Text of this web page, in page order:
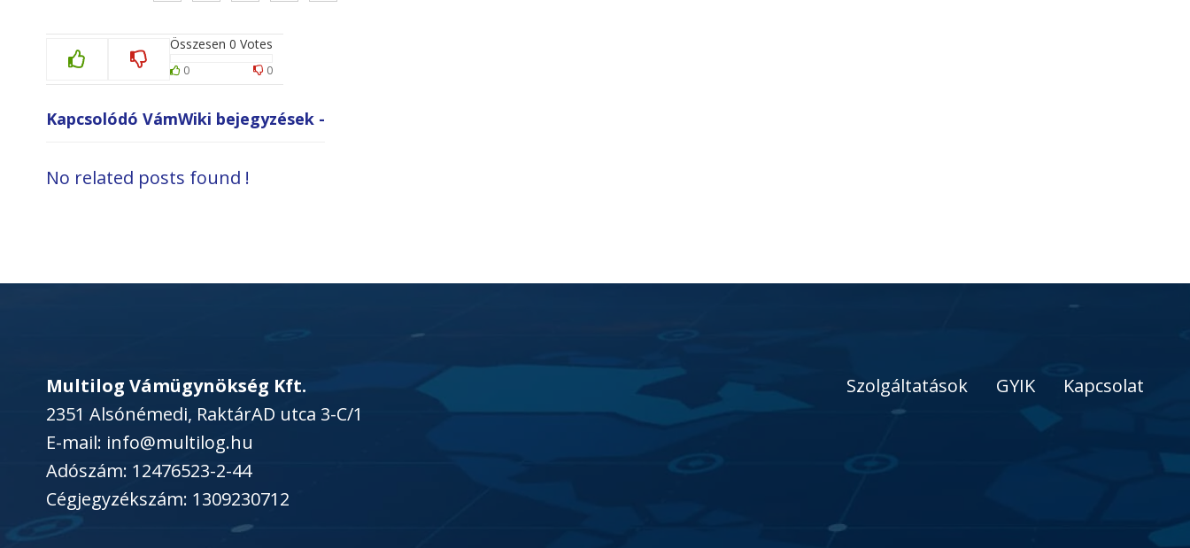
Összesen 0 Votes
0 0
Kapcsolódó VámWiki bejegyzések -
No related posts found !
Multilog Vámügynökség Kft.
2351 Alsónémedi, RaktárAD utca 3-C/1
E-mail: info@multilog.hu
Adószám: 12476523-2-44
Cégjegyzékszám: 1309230712
Szolgáltatások GYIK Kapcsolat